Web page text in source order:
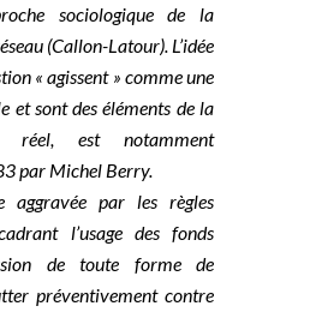
sociologique de la
(Callon-Latour). L’idée
« agissent » comme une
et sont des éléments de la
réel, est notamment
par Michel Berry.
aggravée par les règles
l’usage des fonds
de toute forme de
préventivement contre